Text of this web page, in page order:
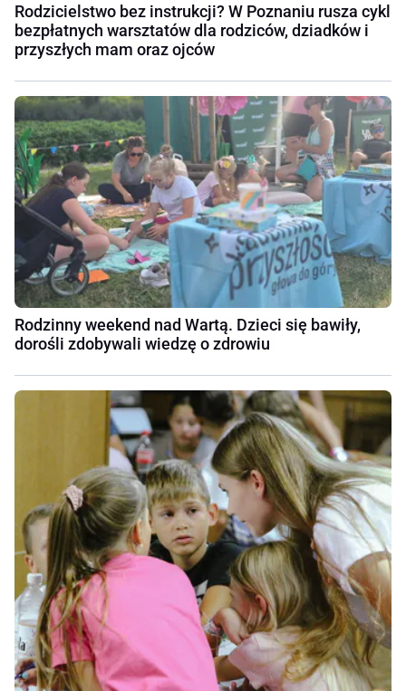
Rodzicielstwo bez instrukcji? W Poznaniu rusza cykl
bezpłatnych warsztatów dla rodziców, dziadków i
przyszłych mam oraz ojców
Rodzinny weekend nad Wartą. Dzieci się bawiły,
dorośli zdobywali wiedzę o zdrowiu